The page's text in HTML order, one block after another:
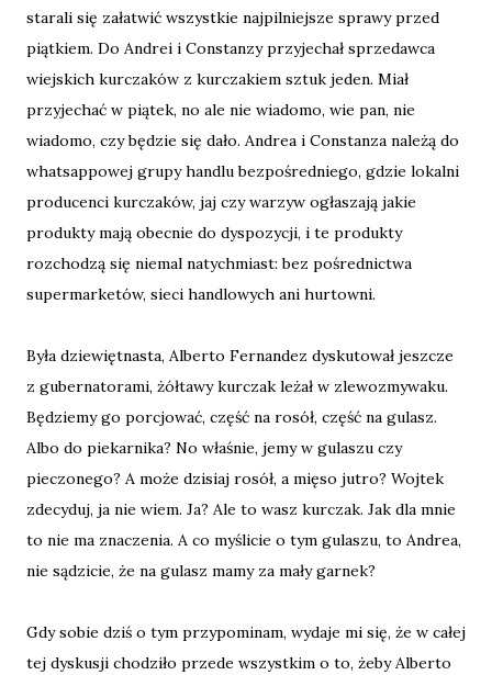
starali się załatwić wszystkie najpilniejsze sprawy przed
piątkiem. Do Andrei i Constanzy przyjechał sprzedawca
wiejskich kurczaków z kurczakiem sztuk jeden. Miał
przyjechać w piątek, no ale nie wiadomo, wie pan, nie
wiadomo, czy będzie się dało. Andrea i Constanza należą do
whatsappowej grupy handlu bezpośredniego, gdzie lokalni
producenci kurczaków, jaj czy warzyw ogłaszają jakie
produkty mają obecnie do dyspozycji, i te produkty
rozchodzą się niemal natychmiast: bez pośrednictwa
supermarketów, sieci handlowych ani hurtowni.
Była dziewiętnasta, Alberto Fernandez dyskutował jeszcze
z gubernatorami, żółtawy kurczak leżał w zlewozmywaku.
Będziemy go porcjować, część na rosół, część na gulasz.
Albo do piekarnika? No właśnie, jemy w gulaszu czy
pieczonego? A może dzisiaj rosół, a mięso jutro? Wojtek
zdecyduj, ja nie wiem. Ja? Ale to wasz kurczak. Jak dla mnie
to nie ma znaczenia. A co myślicie o tym gulaszu, to Andrea,
nie sądzicie, że na gulasz mamy za mały garnek?
Gdy sobie dziś o tym przypominam, wydaje mi się, że w całej
tej dyskusji chodziło przede wszystkim o to, żeby Alberto